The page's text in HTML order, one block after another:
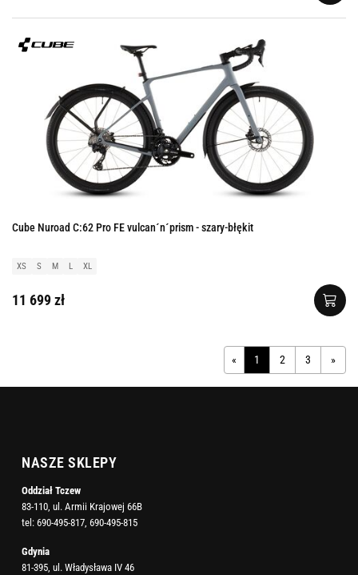
Cube Nuroad C:62 Pro FE vulcan´n´prism - szary-błękit
XS S M L XL
11 699 zł
« 1 2 3 »
NASZE SKLEPY
Oddział Tczew
83-110, ul. Armii Krajowej 66B
tel: 690-495-817, 690-495-815
Gdynia
81-395, ul. Władysława IV 46